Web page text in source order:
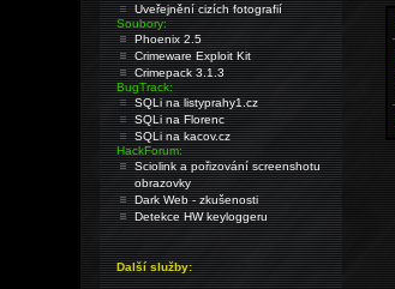
Uveřejnění cizích fotografií
Soubory:
Phoenix 2.5
Crimeware Exploit Kit
Crimepack 3.1.3
BugTrack:
SQLi na listyprahy1.cz
SQLi na Florenc
SQLi na kacov.cz
HackForum:
Sciolink a pořizování screenshotu
obrazovky
Dark Web - zkušenosti
Detekce HW keyloggeru
Další služby: